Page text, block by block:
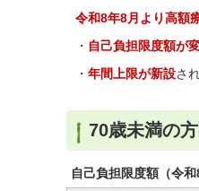
令和8年8月より高額
・ 自己負担限度額が
・ 年間上限が新設さ
70歳未満の
自己負担限度額（令和